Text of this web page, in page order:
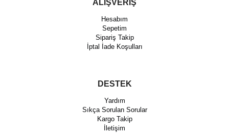
ALIŞVERİŞ
Hesabım
Sepetim
Sipariş Takip
İptal İade Koşulları
DESTEK
Yardım
Sıkça Sorulan Sorular
Kargo Takip
İletişim